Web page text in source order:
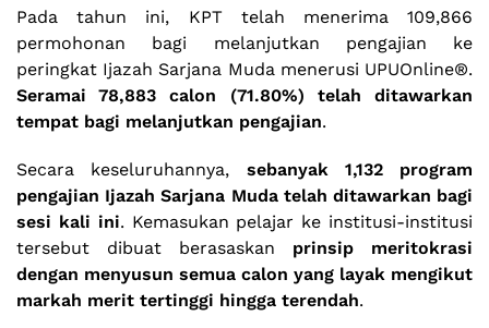
Pada tahun ini, KPT telah menerima 109,866
permohonan bagi melanjutkan pengajian ke
peringkat Ijazah Sarjana Muda menerusi UPUOnline®️.
Seramai 78,883 calon (71.80%) telah ditawarkan
tempat bagi melanjutkan pengajian.
Secara keseluruhannya, sebanyak 1,132 program
pengajian Ijazah Sarjana Muda telah ditawarkan bagi
sesi kali ini. Kemasukan pelajar ke institusi-institusi
tersebut dibuat berasaskan prinsip meritokrasi
dengan menyusun semua calon yang layak mengikut
markah merit tertinggi hingga terendah.